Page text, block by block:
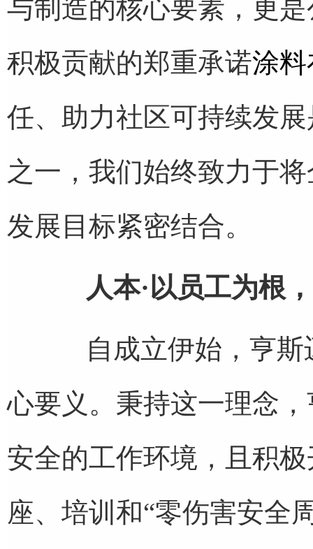
与制造的核心要素，更
积极贡献的郑重承诺涂料
任、助力社区可持续发
之一，我们始终致力于
发展目标紧密结合。
人本·以员工为根
自成立伊始，亨斯
心要义。秉持这一理念
安全的工作环境，且积
座、培训和“零伤害安全